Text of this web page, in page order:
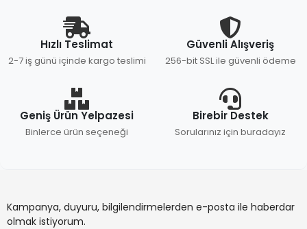
Hızlı Teslimat
2-7 iş günü içinde kargo teslimi
Güvenli Alışveriş
256-bit SSL ile güvenli ödeme
Geniş Ürün Yelpazesi
Binlerce ürün seçeneği
Birebir Destek
Sorularınız için buradayız
Kampanya, duyuru, bilgilendirmelerden e-posta ile haberdar
olmak istiyorum.